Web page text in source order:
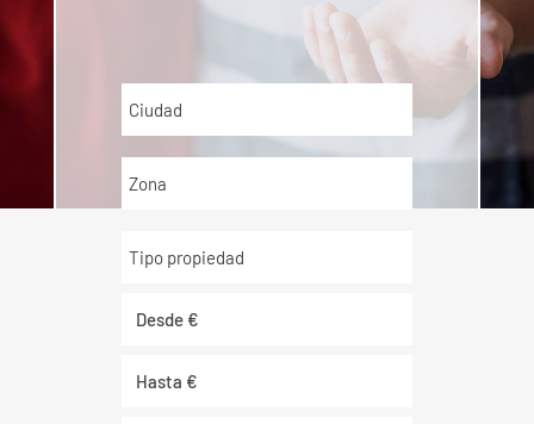
Ciudad
Zona
Tipo propiedad